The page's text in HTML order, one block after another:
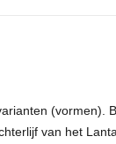
(vormen).
van het